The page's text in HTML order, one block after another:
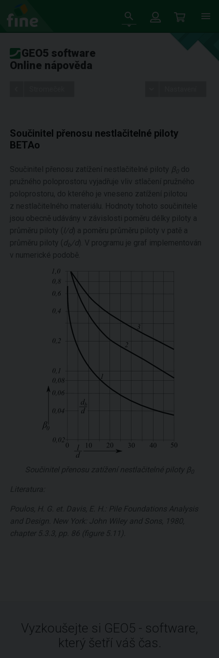
GEO5 software
Online nápověda
Součinitel přenosu nestlačitelné piloty
BETAo
Součinitel přenosu zatížení nestlačitelné piloty β
do
pružného poloprostoru vyjadřuje vliv stlačení pružného
poloprostoru, do kterého je vneseno zatížení pilotou
z nestlačitelného materiálu. Hodnoty tohoto součinitele
jsou obecně udávány v závislosti poměru délky piloty a
průměru piloty ( l/d) a poměru průměru piloty v patě a
průměru piloty ( db /d). V programu je graf implementován
v numerické podobě.
Součinitel přenosu zatížení nestlačitelné piloty β
Literatura:
Poulos, H. G. et. Davis, E. H.: Pile Foundations Analysis
and Design. New York: John Wiley and Sons, 1980,
chapter 5.3.3, pp. 86 (figure 5.11).
Vyzkoušejte si GEO5 - software,
který šetří váš čas.